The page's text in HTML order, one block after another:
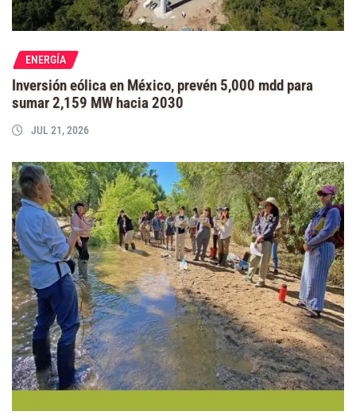
ENERGÍA
Inversión eólica en México, prevén 5,000 mdd para
sumar 2,159 MW hacia 2030
JUL 21, 2026